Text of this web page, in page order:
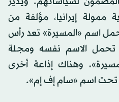
ممولة إيرانيا، مؤلفة من
اسم «المسيرة» تعد رأس
تحمل الاسم نفسه ومجلة
وهناك إذاعة أخرى
تحت اسم «سام إف إم».